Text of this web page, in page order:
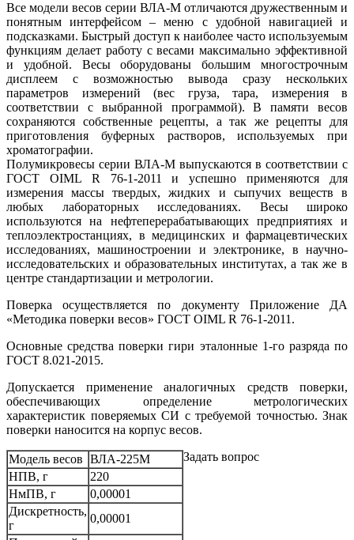
Все модели весов серии ВЛА-М отличаются дружественным и
понятным интерфейсом – меню с удобной навигацией и
подсказками. Быстрый доступ к наиболее часто используемым
функциям делает работу с весами максимально эффективной
и удобной. Весы оборудованы большим многострочным
дисплеем с возможностью вывода сразу нескольких
параметров измерений (вес груза, тара, измерения в
соответствии с выбранной программой). В памяти весов
сохраняются собственные рецепты, а так же рецепты для
приготовления буферных растворов, используемых при
хроматографии.
Полумикровесы серии ВЛА-М выпускаются в соответствии с
ГОСТ OIML R 76-1-2011 и успешно применяются для
измерения массы твердых, жидких и сыпучих веществ в
любых лабораторных исследованиях. Весы широко
используются на нефтеперерабатывающих предприятиях и
теплоэлектростанциях, в медицинских и фармацевтических
исследованиях, машиностроении и электронике, в научно-
исследовательских и образовательных институтах, а так же в
центре стандартизации и метрологии.
Поверка осуществляется по документу Приложение ДА
«Методика поверки весов» ГОСТ OIML R 76-1-2011.
Основные средства поверки гири эталонные 1-го разряда по
ГОСТ 8.021-2015.
Допускается применение аналогичных средств поверки,
обеспечивающих определение метрологических
характеристик поверяемых СИ с требуемой точностью. Знак
поверки наносится на корпус весов.
Модель весов ВЛА-225М
НПВ, г
220
НмПВ, г
0,00001
Дискретность,
г
0,00001
Задать вопрос